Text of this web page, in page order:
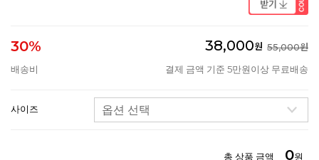
30% 38,000원 55,000원
배송비
결제 금액 기준 5만원이상 무료배송
사이즈
총 상품 금액 0원